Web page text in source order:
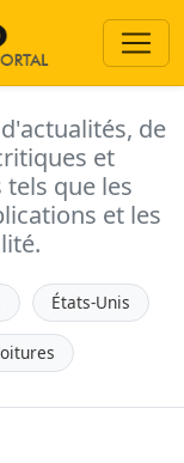
de
et
que les
et les
États-Unis